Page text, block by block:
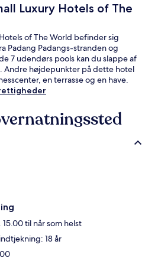
Luxury Hotels of The
of The World befinder sig
Padang Padangs-stranden og
7 udendørs pools kan du slappe af
Andre højdepunkter på dette hotel
en terrasse og en have.
til når som helst
18 år